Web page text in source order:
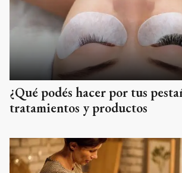
¿Qué podés hacer por tus
tratamientos y productos